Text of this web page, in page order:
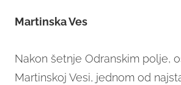
Martinska Ves
Nakon šetnje Odranskim polje,
Martinskoj Vesi, jednom od